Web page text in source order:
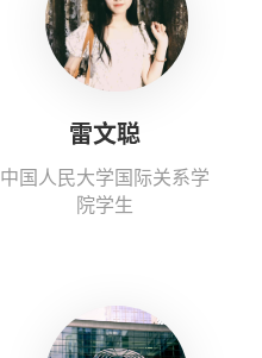
雷文聪
中国人民大学国际关系学
院学生